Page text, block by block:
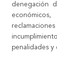
denegación
penalidades y